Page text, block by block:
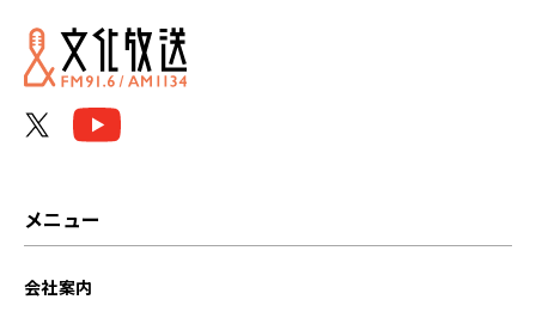
2023年02月
メニュー
会社案内